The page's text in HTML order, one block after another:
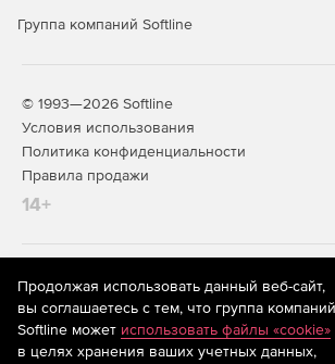
Группа компаний Softline
© 1993—2026 Softline
Условия использования
Политика конфиденциальности
Правила продажи
14+
На информационном ресурсе
рекомендательные технологии
предоставления информации на основе
систематизации и анализа сведений,
предпочтениям пользователей сети
Продолжая использовать данный веб-сайт,
вы соглашаетесь с тем, что группа компаний
Softline может использовать файлы «cookie»
в целях хранения ваших учетных данных,